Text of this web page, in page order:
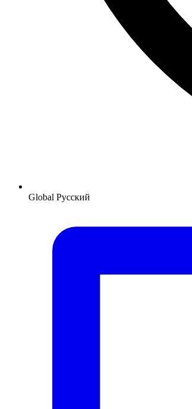
Global Русский